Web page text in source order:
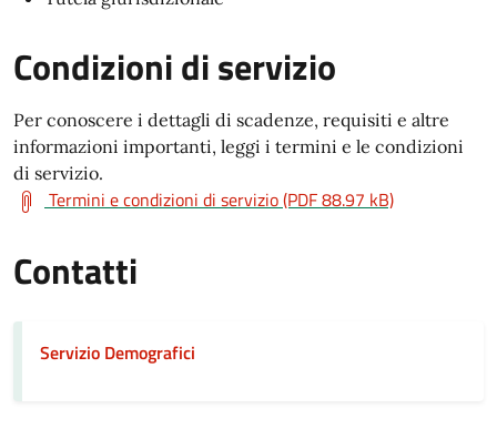
Condizioni di servizio
Per conoscere i dettagli di scadenze, requisiti e altre
informazioni importanti, leggi i termini e le condizioni
di servizio.
Termini e condizioni di servizio (PDF 88.97 kB)
Contatti
Servizio Demografici